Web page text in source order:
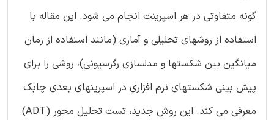
گونه متفاوتی در هر اسپرینت انجام می شود. این مقاله با
استفاده از روشهای تحلیلی و آماری (مانند استفاده از زمان
میانگین بین شکستها و مدلسازی رگرسیونی)، روشی را برای
پیش بینی شکستهای نرم افزاری در اسپرینهای بعدی چابک
معرفی می کند. این روش جدید، تست تحلیل محور (ADT)